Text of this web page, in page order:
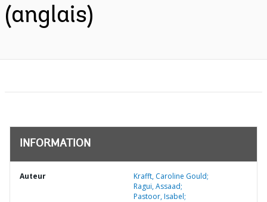
(anglais)
INFORMATION
Auteur
Krafft, Caroline Gould;
Ragui, Assaad;
Pastoor, Isabel;